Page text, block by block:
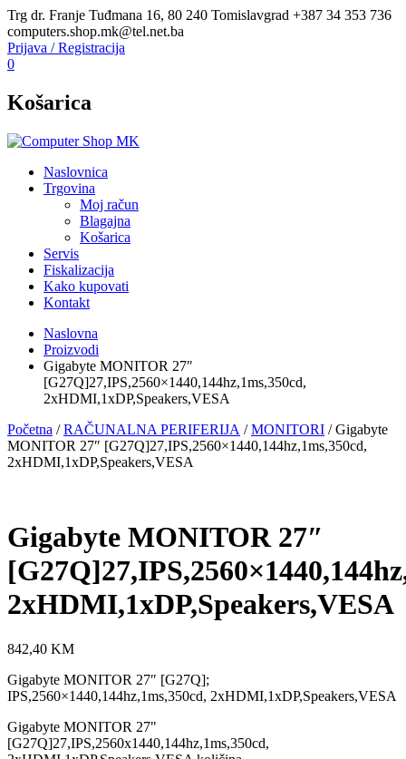
Trg dr. Franje Tuđmana 16, 80 240 Tomislavgrad +387 34 353 736
computers.shop.mk@tel.net.ba
Prijava / Registracija
0
Košarica
Naslovnica
Trgovina
Moj račun
Blagajna
Košarica
Servis
Fiskalizacija
Kako kupovati
Kontakt
Naslovna
Proizvodi
Gigabyte MONITOR 27″
[G27Q]27,IPS,2560×1440,144hz,1ms,350cd,
2xHDMI,1xDP,Speakers,VESA
Početna /RAČUNALNA PERIFERIJA /MONITORI / Gigabyte
MONITOR 27″ [G27Q]27,IPS,2560×1440,144hz,1ms,350cd,
2xHDMI,1xDP,Speakers,VESA
Gigabyte MONITOR 27″
2xHDMI,1xDP,Speakers,VESA
842,40 KM
Gigabyte MONITOR 27″ [G27Q];
IPS,2560×1440,144hz,1ms,350cd, 2xHDMI,1xDP,Speakers,VESA
Gigabyte MONITOR 27"
[G27Q]27,IPS,2560x1440,144hz,1ms,350cd,